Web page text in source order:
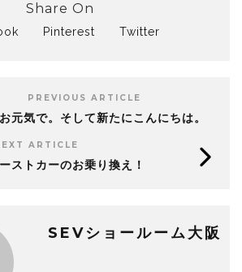
Share On
Pinterest Twitter
PREVIOUS ARTICLE
元気で。そして新たにこんにちは。
ARTICLE
トカーのお乗り換え！
SEVショールーム大阪